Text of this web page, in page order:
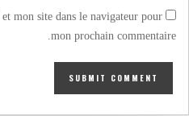
mon site dans le navigateur pour
mon prochain commentaire.